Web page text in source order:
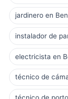
jardinero en
instalador de
electricista en
técnico de
técnico de